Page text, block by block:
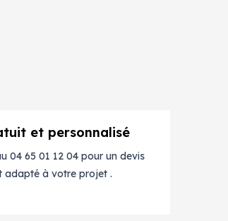
et personnalisé
04 65 01 12 04 pour un devis
adapté à votre projet .